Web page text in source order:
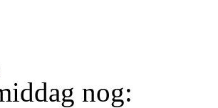
nog: